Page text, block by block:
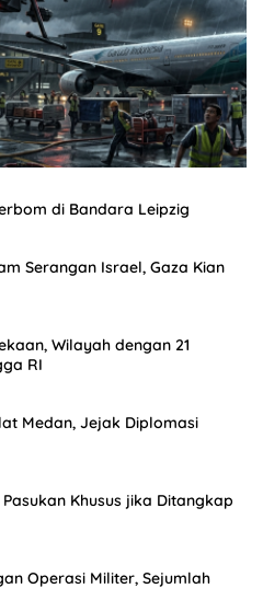
di Bandara Leipzig
Serangan Israel, Gaza Kian
Wilayah dengan 21
RI
Medan, Jejak Diplomasi
Khusus jika Ditangkap
Operasi Militer, Sejumlah